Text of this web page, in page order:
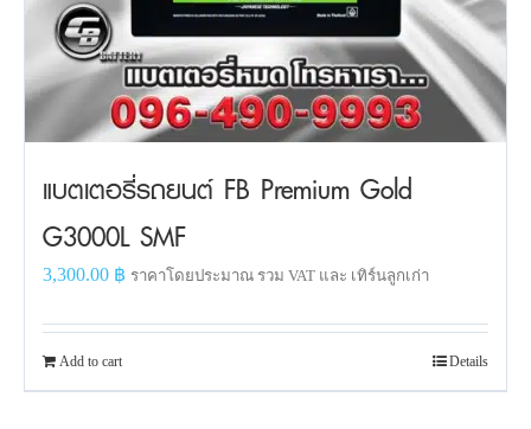
แบตเตอรี่รถยนต์ FB Premium Gold
G3000L SMF
3,300.00 ฿ ราคาโดยประมาณ รวม VAT และ เทิร์นลูกเก่า
Add to cart Details